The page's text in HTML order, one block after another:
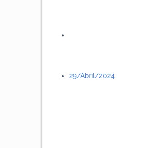
29/abril/2024